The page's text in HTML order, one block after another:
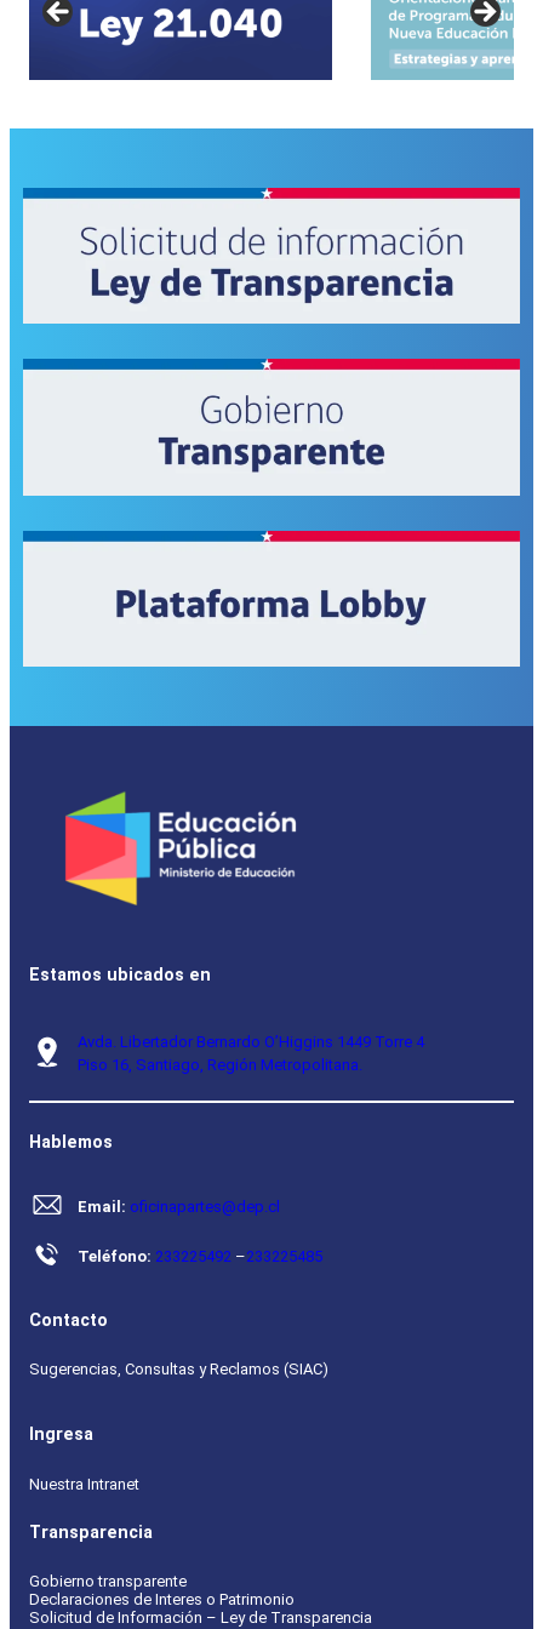
Estamos ubicados en
Avda. Libertador Bernardo O’Higgins 1449 Torre 4
Piso 16, Santiago, Región Metropolitana.
Hablemos
Email: oficinapartes@dep.cl
Teléfono: 233225492 –233225485
Contacto
Sugerencias, Consultas y Reclamos (SIAC)
Ingresa
Nuestra Intranet
Transparencia
Gobierno transparente
Declaraciones de Interes o Patrimonio
Solicitud de Información – Ley de Transparencia